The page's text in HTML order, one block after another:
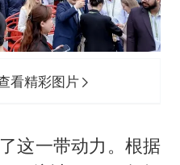
看精彩图片
这一带动力。根据